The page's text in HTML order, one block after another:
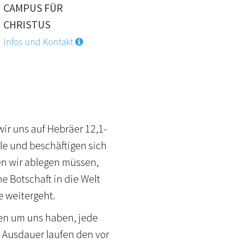
CAMPUS FÜR
CHRISTUS
Infos und Kontakt
uns auf Hebräer 12,1-
und beschäftigen sich
wir ablegen müssen,
Botschaft in die Welt
weitergeht.
um uns haben, jede
laufen den vor